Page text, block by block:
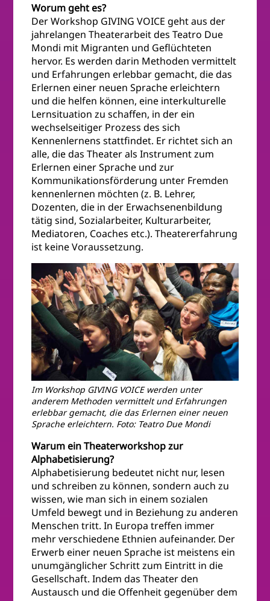
Worum geht es?
Der Workshop GIVING VOICE geht aus der
jahrelangen Theaterarbeit des Teatro Due
Mondi mit Migranten und Geflüchteten
hervor. Es werden darin Methoden vermittelt
und Erfahrungen erlebbar gemacht, die das
Erlernen einer neuen Sprache erleichtern
und die helfen können, eine interkulturelle
Lernsituation zu schaffen, in der ein
wechselseitiger Prozess des sich
Kennenlernens stattfindet. Er richtet sich an
alle, die das Theater als Instrument zum
Erlernen einer Sprache und zur
Kommunikationsförderung unter Fremden
kennenlernen möchten (z. B. Lehrer,
Dozenten, die in der Erwachsenenbildung
tätig sind, Sozialarbeiter, Kulturarbeiter,
Mediatoren, Coaches etc.). Theatererfahrung
ist keine Voraussetzung.
Im Workshop GIVING VOICE werden unter
anderem Methoden vermittelt und Erfahrungen
erlebbar gemacht, die das Erlernen einer neuen
Sprache erleichtern. Foto: Teatro Due Mondi
Warum ein Theaterworkshop zur
Alphabetisierung?
Alphabetisierung bedeutet nicht nur, lesen
und schreiben zu können, sondern auch zu
wissen, wie man sich in einem sozialen
Umfeld bewegt und in Beziehung zu anderen
Menschen tritt. In Europa treffen immer
mehr verschiedene Ethnien aufeinander. Der
Erwerb einer neuen Sprache ist meistens ein
unumgänglicher Schritt zum Eintritt in die
Gesellschaft. Indem das Theater den
Austausch und die Offenheit gegenüber dem